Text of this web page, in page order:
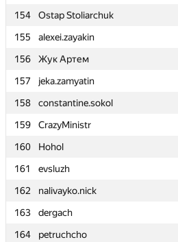
154
Ostap Stoliarchuk
155
alexei.zayakin
156
Жук Артем
157
jeka.zamyatin
158
constantine.sokol
159
CrazyMinistr
160
Hohol
161
evsluzh
162
nalivayko.nick
163
dergach
164
petruchcho
154
Ostap Stoliarchuk
155
alexei.zayakin
156
Жук Артем
157
jeka.zamyatin
158
constantine.sokol
159
CrazyMinistr
160
Hohol
161
evsluzh
162
nalivayko.nick
163
dergach
164
petruchcho